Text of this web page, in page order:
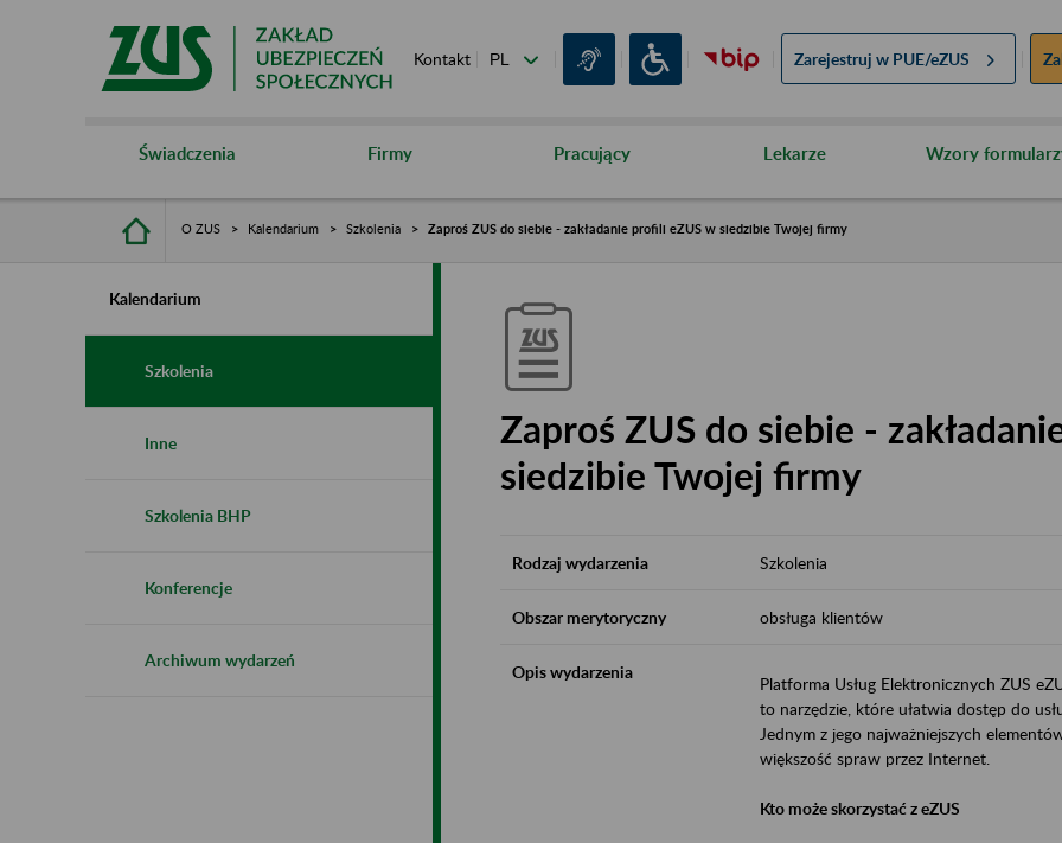
Kontakt Zarejestruj w PUE/eZUS
Świadczenia Firmy Pracujący Lekarze Wzory
O ZUS Kalendarium Szkolenia Zaproś ZUS do siebie - zakładanie profili eZUS w siedzibie Twojej firmy
Kalendarium
Szkolenia
Inne
Szkolenia BHP
Konferencje
Archiwum wydarzeń
Zaproś ZUS do siebie -
siedzibie Twojej firmy
Rodzaj wydarzenia Szkolenia
Obszar merytoryczny obsługa klientów
Opis wydarzenia
Platforma Usług Elektronicznych ZUS
to narzędzie, które ułatwia dostęp do
Jednym z jego najważniejszych
większość spraw przez Internet.
Kto może skorzystać z eZUS